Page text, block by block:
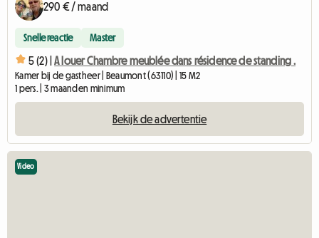
290 € / maand
Snelle reactie Master
5 (2) | A louer Chambre meublée dans résidence de standing .
Kamer bij de gastheer | Beaumont (63110) | 15 M2
1 pers. | 3 maanden minimum
Bekijk de advertentie
Video